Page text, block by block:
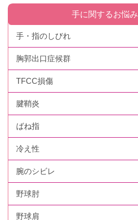
手に関するお悩み
手・指のしびれ
胸郭出口症候群
TFCC損傷
腱鞘炎
ばね指
冷え性
腕のシビレ
野球肘
野球肩